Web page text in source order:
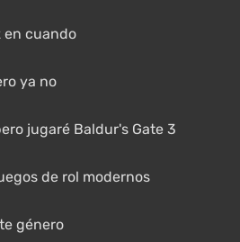
en cuando
ya no
jugaré Baldur's Gate 3
de rol modernos
género